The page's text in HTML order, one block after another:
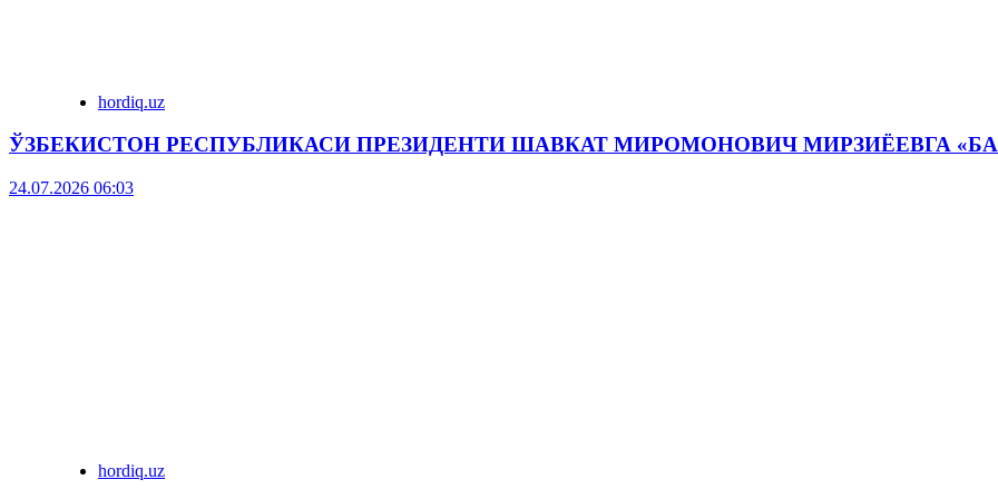
hordiq.uz
ЎЗБЕКИСТОН РЕСПУБЛИКАСИ ПРЕЗИДЕНТИ ШАВКАТ МИРОМОНОВИЧ МИРЗИЁЕВГА
24.07.2026 06:03
hordiq.uz